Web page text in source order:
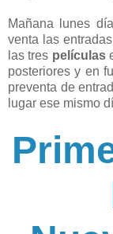
Mañana lunes
venta las
las tres películas
posteriores y en
preventa de
lugar ese mismo